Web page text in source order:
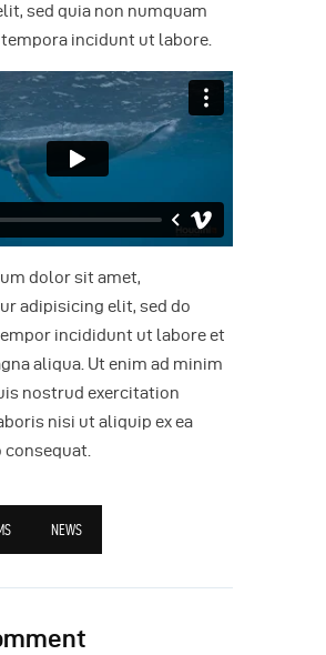
sed quia non numquam
incidunt ut labore.
dolor sit amet,
adipisicing elit, sed do
incididunt ut labore et
aliqua. Ut enim ad minim
nostrud exercitation
nisi ut aliquip ex ea
consequat.
NEWS